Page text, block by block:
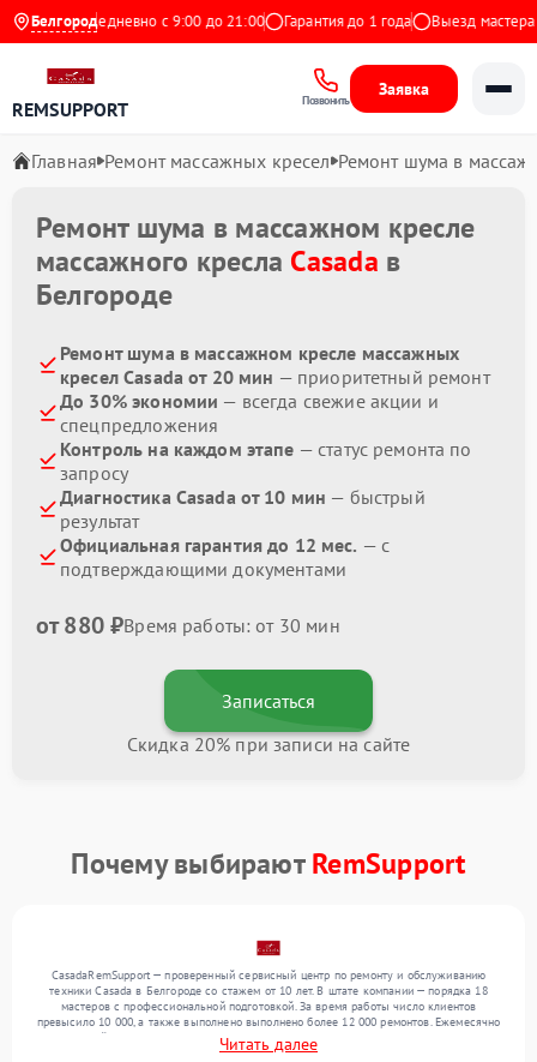
Белгород
Ежедневно с 9:00 до 21:00 Гарантия до 1 года Выезд мастера
REMSUPPORT Позвонить
Заявка
Главная Ремонт массажных кресел Ремонт шума в
Ремонт шума в массажном кресле
массажного кресла Casada в
Белгороде
Ремонт шума в массажном кресле массажных
кресел Casada от 20 мин — приоритетный ремонт
До 30% экономии — всегда свежие акции и
спецпредложения
Контроль на каждом этапе — статус ремонта по
запросу
Диагностика Casada от 10 мин — быстрый
результат
Официальная гарантия до 12 мес. — с
подтверждающими документами
от 880 ₽Время работы: от 30 мин
Записаться
Скидка 20% при записи на сайте
Почему выбираютRemSupport
CasadaRemSupport — проверенный сервисный центр по ремонту и обслуживанию
техники Casada в Белгороде со стажем от 10 лет. В штате компании — порядка 18
мастеров с профессиональной подготовкой. За время работы число клиентов
превысило 10 000, а также выполнено выполнено более 12 000 ремонтов. Ежемесячно
в сервисный центр поступает свыше 300 единиц техники, включая , , . Мы беремся за
задачи любой сложности и поддерживаем высокий стандарт качества благодаря
Читать далее